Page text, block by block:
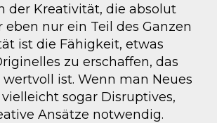
der Kreativität, die absolut
eben nur ein Teil des Ganzen
ist die Fähigkeit, etwas
zu erschaffen, das
ist. Wenn man Neues
sogar Disruptives,
Ansätze notwendig.